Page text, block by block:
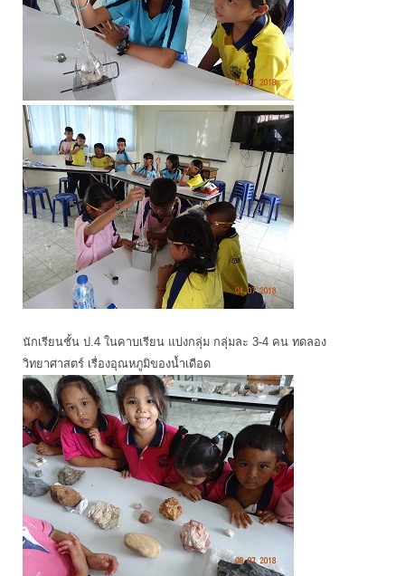
นักเรียนชั้น ป.4 ในคาบเรียน แบ่งกลุ่ม กลุ่มละ 3-4 คน ทดลอง
วิทยาศาสตร์ เรื่องอุณหภูมิของน้ำเดือด